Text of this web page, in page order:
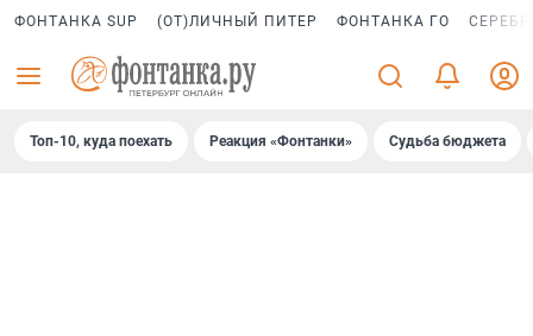
ФОНТАНКА SUP (ОТ)ЛИЧНЫЙ ПИТЕР ФОНТАНКА ГО
Топ-10, куда поехать Реакция «Фонтанки» Судьба бюджета